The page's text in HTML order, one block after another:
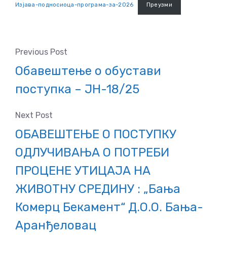
Изјава-подносиоца-програма-за-2026 Преузми
Previous Post
Обавештење о обустави
поступка – ЈН-18/25
Next Post
ОБАВЕШТЕЊЕ О ПОСТУПКУ
ОДЛУЧИВАЊА О ПОТРЕБИ
ПРОЦЕНЕ УТИЦАЈА НА
ЖИВОТНУ СРЕДИНУ : „Бања
Комерц Бекамент“ Д.О.О. Бања-
Аранђеловац